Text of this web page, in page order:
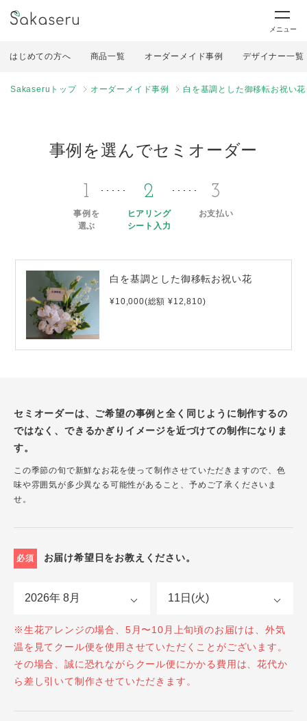
メニュー
はじめての方へ 商品一覧 オーダーメイド事例 デザイナー一覧
Sakaseruトップ オーダーメイド事例 白を基調とした御移転お祝い花
事例を選んでセミオーダー
1
事例を
選ぶ
2
ヒアリング
シート入力
3
お支払い
白を基調とした御移転お祝い花
¥10,000(総額 ¥12,810)
セミオーダーは、ご希望の事例と全く同じように制作するの
ではなく、できるかぎりイメージを近づけての制作になりま
す。
この季節の旬で新鮮なお花を使って制作させていただきますので、色
味や雰囲気が多少異なる可能性があること、予めご了承くださいま
せ。
必須 お届け希望日をお教えください。
※生花アレンジの場合、5月〜10月上旬頃のお届けは、外気
温を見てクール便を使用させていただくことがございます。
その場合、誠に恐れながらクール便にかかる費用は、花代か
ら差し引いて制作させていただきます。